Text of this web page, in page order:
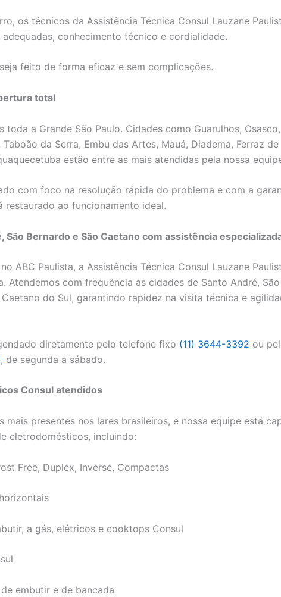
os técnicos da Assistência Técnica Consul Lauzane
conhecimento técnico e cordialidade.
feito de forma eficaz e sem complicações.
total
toda a Grande São Paulo. Cidades como Guarulhos,
da Serra, Embu das Artes, Mauá, Diadema, Ferraz de
estão entre as mais atendidas pela nossa
com foco na resolução rápida do problema e com a
restaurado ao funcionamento ideal.
São Bernardo e São Caetano com assistência
ABC Paulista, a Assistência Técnica Consul Lauzane
Atendemos com frequência as cidades de Santo André, São
do Sul, garantindo rapidez na visita técnica e
diretamente pelo telefone fixo (11) 3644-3392 ou
, de segunda a sábado.
Consul atendidos
mais presentes nos lares brasileiros, e nossa equipe está
eletrodomésticos, incluindo:
Free, Duplex, Inverse, Compactas
a gás, elétricos e cooktops Consul
embutir e de bancada